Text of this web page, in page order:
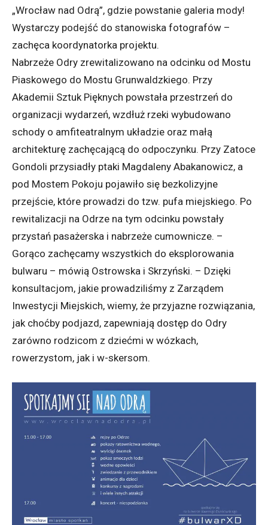
„Wrocław nad Odrą”, gdzie powstanie galeria mody!
Wystarczy podejść do stanowiska fotografów –
zachęca koordynatorka projektu.
Nabrzeże Odry zrewitalizowano na odcinku od Mostu
Piaskowego do Mostu Grunwaldzkiego. Przy
Akademii Sztuk Pięknych powstała przestrzeń do
organizacji wydarzeń, wzdłuż rzeki wybudowano
schody o amfiteatralnym układzie oraz małą
architekturę zachęcającą do odpoczynku. Przy Zatoce
Gondoli przysiadły ptaki Magdaleny Abakanowicz, a
pod Mostem Pokoju pojawiło się bezkolizyjne
przejście, które prowadzi do tzw. pufa miejskiego. Po
rewitalizacji na Odrze na tym odcinku powstały
przystań pasażerska i nabrzeże cumownicze. –
Gorąco zachęcamy wszystkich do eksplorowania
bulwaru – mówią Ostrowska i Skrzyński. – Dzięki
konsultacjom, jakie prowadziliśmy z Zarządem
Inwestycji Miejskich, wiemy, że przyjazne rozwiązania,
jak choćby podjazd, zapewniają dostęp do Odry
zarówno rodzicom z dziećmi w wózkach,
rowerzystom, jak i w-skersom.